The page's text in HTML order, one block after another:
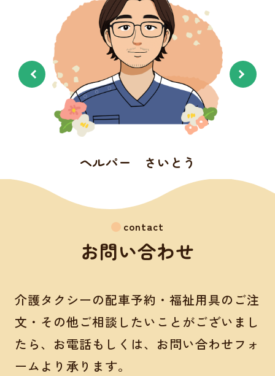
代表取締役 あきやま
contact
お問い合わせ
介護タクシーの配車予約・福祉用具のご注
文・その他ご相談したいことがございまし
たら、お電話もしくは、お問い合わせフォ
ームより承ります。